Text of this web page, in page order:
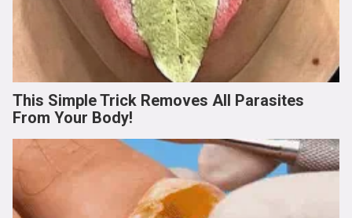
This Simple Trick Removes All Parasites
From Your Body!